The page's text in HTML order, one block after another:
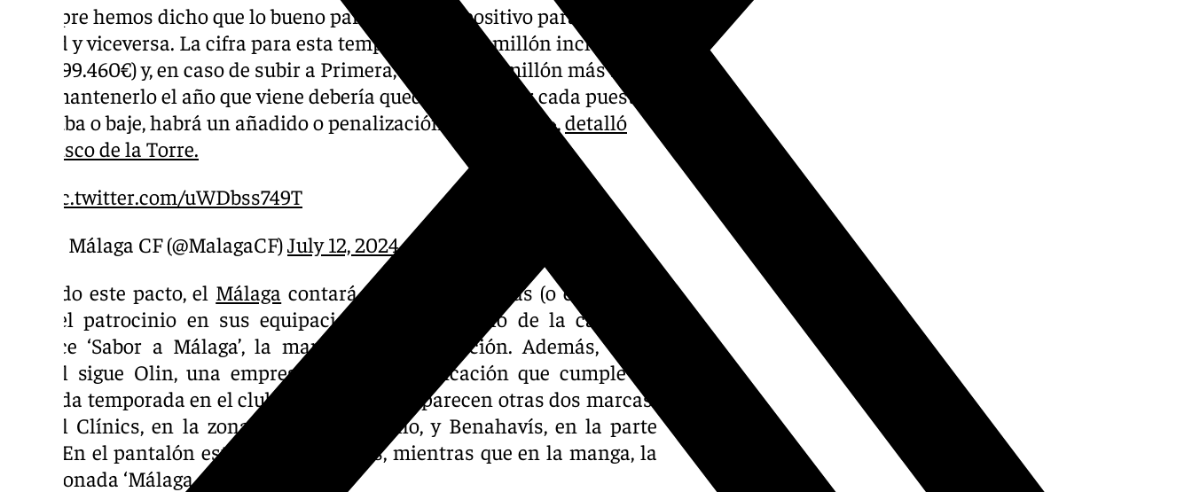
«Siempre hemos dicho que lo bueno para el club es positivo para la
ciudad y viceversa. La cifra para esta temporada es un millón incluido el
IVA (999.460€) y, en caso de subir a Primera, sería de un millón más IVA.
Para mantenerlo el año que viene debería quedar el 12º (Por cada puesto
que suba o baje, habrá un añadido o penalización de 15.000€)»,detalló
Francisco de la Torre.
pic.twitter.com/uWDbss749T
— Málaga CF (@MalagaCF)July 12, 2024
Firmado este pacto, el Málaga contará con seis empresas (o entidades)
para el patrocinio en sus equipaciones. En el pecho de la camiseta
aparece ‘Sabor a Málaga’, la marca de la Diputación. Además, en el
frontal sigue Olin, una empresa de telecomunicación que cumple su
segunda temporada en el club. En la espalda aparecen otras dos marcas:
Dental Clínics, en la zona trasera del cuello, y Benahavís, en la parte
baja. En el pantalón estará MGS Seguros, mientras que en la manga, la
mencionada ‘Málaga ciudad redonda’.